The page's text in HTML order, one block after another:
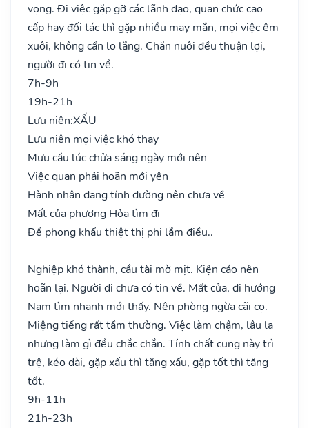
vọng. Đi việc gặp gỡ các lãnh đạo, quan chức cao
cấp hay đối tác thì gặp nhiều may mắn, mọi việc êm
xuôi, không cần lo lắng. Chăn nuôi đều thuận lợi,
người đi có tin về.
7h-9h
19h-21h
Lưu niên:XẤU
Lưu niên mọi việc khó thay
Mưu cầu lúc chửa sáng ngày mới nên
Việc quan phải hoãn mới yên
Hành nhân đang tính đường nên chưa về
Mất của phương Hỏa tìm đi
Đề phong khẩu thiệt thị phi lắm điều..
Nghiệp khó thành, cầu tài mờ mịt. Kiện cáo nên
hoãn lại. Người đi chưa có tin về. Mất của, đi hướng
Nam tìm nhanh mới thấy. Nên phòng ngừa cãi cọ.
Miệng tiếng rất tầm thường. Việc làm chậm, lâu la
nhưng làm gì đều chắc chắn. Tính chất cung này trì
trệ, kéo dài, gặp xấu thì tăng xấu, gặp tốt thì tăng
tốt.
9h-11h
21h-23h